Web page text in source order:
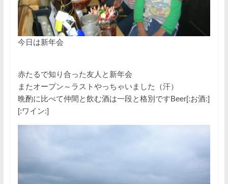
今日は新年会
赤たるで知り合った友人と新年会
またオープン～ラストやっちゃいました（汗）
晩酌に比べて仲間と飲む酒は一段と格別ですBeer[:お酒:]
[:ワイン:]